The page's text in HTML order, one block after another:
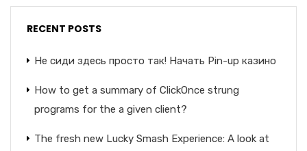
RECENT POSTS
Не сиди здесь просто так! Начать Pin-up казино
How to get a summary of ClickOnce strung
programs for the a given client?
The fresh new Lucky Smash Experience: A look at